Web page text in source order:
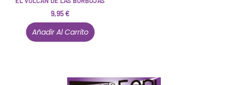
9,95€
Añadir Al Carrito